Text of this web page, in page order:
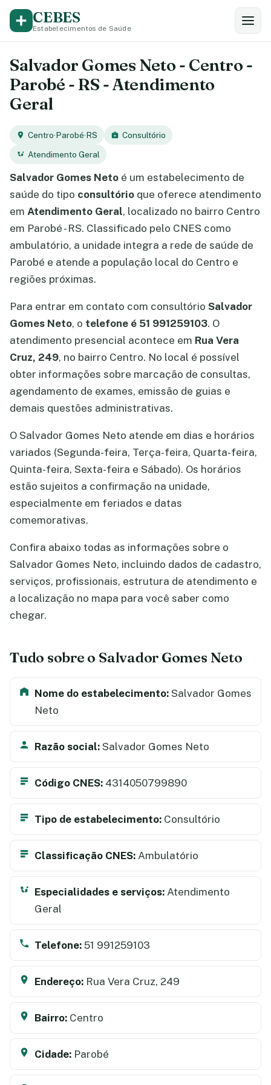
CEBES
Estabelecimentos de Saúde
Salvador Gomes Neto - Centro -
Parobé - RS - Atendimento
Geral
Centro·Parobé·RS
Consultório
Atendimento Geral
Salvador Gomes Neto é um estabelecimento de
saúde do tipo consultório que oferece atendimento
em Atendimento Geral, localizado no bairro Centro
em Parobé - RS. Classificado pelo CNES como
ambulatório, a unidade integra a rede de saúde de
Parobé e atende a população local do Centro e
regiões próximas.
Para entrar em contato com consultório Salvador
Gomes Neto, o telefone é 51 991259103. O
atendimento presencial acontece em Rua Vera
Cruz, 249, no bairro Centro. No local é possível
obter informações sobre marcação de consultas,
agendamento de exames, emissão de guias e
demais questões administrativas.
O Salvador Gomes Neto atende em dias e horários
variados (Segunda-feira, Terça-feira, Quarta-feira,
Quinta-feira, Sexta-feira e Sábado). Os horários
estão sujeitos a confirmação na unidade,
especialmente em feriados e datas
comemorativas.
Confira abaixo todas as informações sobre o
Salvador Gomes Neto, incluindo dados de cadastro,
serviços, profissionais, estrutura de atendimento e
a localização no mapa para você saber como
chegar.
Tudo sobre o Salvador Gomes Neto
Nome do estabelecimento: Salvador Gomes
Neto
Razão social: Salvador Gomes Neto
Código CNES: 4314050799890
Tipo de estabelecimento: Consultório
Classificação CNES: Ambulatório
Especialidades e serviços: Atendimento
Geral
Telefone: 51 991259103
Endereço: Rua Vera Cruz, 249
Bairro: Centro
Cidade: Parobé